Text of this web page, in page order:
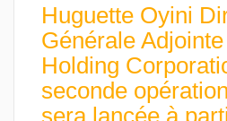
Huguette Oyini
Générale
Holding
seconde
sera lancée à